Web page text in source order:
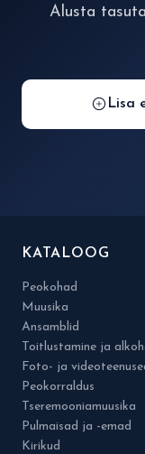
Alusta
Lisa
KATALOOG
Peokohad
Muusika
Ansamblid
Toitlustamine ja
Foto- ja
Peokorraldus
Tseremooniamuusika
Pulmaisad ja -emad
Kirikud